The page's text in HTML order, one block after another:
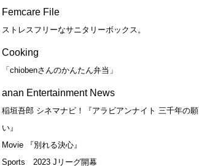
Femcare File
ストレスフリーなサニタリーボックス。
Cooking
「chiobenさんのかんたん弁当」
anan Entertainment News
稲垣吾郎 シネマナビ！『アラビアンナイト 三千年の願
い』
Movie 『別れる決心』
Sports 2023 Jリーグ開幕